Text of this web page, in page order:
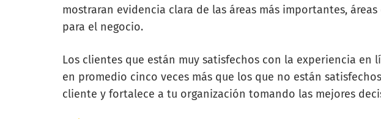
mostraran evidencia clara de las áreas más importantes,
para el negocio.
Los clientes que están muy satisfechos con la experiencia en
en promedio cinco veces más que los que no están
cliente y fortalece a tu organización tomando las mejores